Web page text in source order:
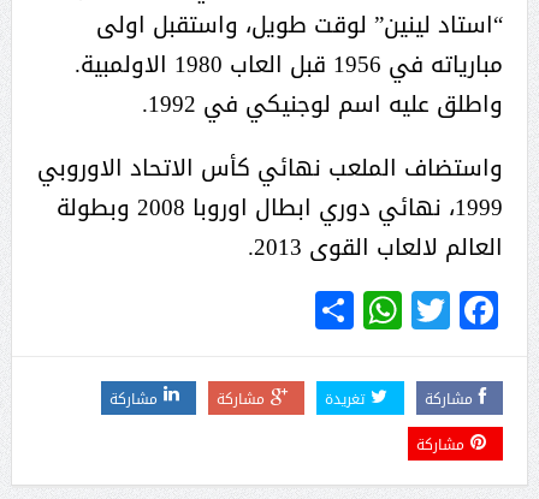
“استاد لينين” لوقت طويل، واستقبل اولى
مبارياته في 1956 قبل العاب 1980 الاولمبية.
واطلق عليه اسم لوجنيكي في 1992.
واستضاف الملعب نهائي كأس الاتحاد الاوروبي
1999، نهائي دوري ابطال اوروبا 2008 وبطولة
العالم لالعاب القوى 2013.
Facebook
Twitter
WhatsApp
Share
مشاركة تغريدة مشاركة
مشاركة
مشاركة